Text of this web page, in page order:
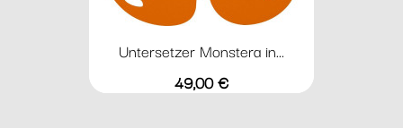
Untersetzer Monstera in...
Preis
49,00 €